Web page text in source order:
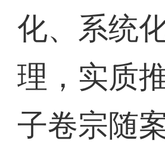
化、系统
理，实质
子卷宗随